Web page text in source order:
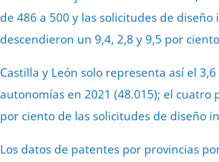
de 486 a 500 y las solicitudes de
descendieron un 9,4, 2,8 y 9,5 por
Castilla y León solo representa así el
autonomías en 2021 (48.015); el
por ciento de las solicitudes de diseño
Los datos de patentes por provincias